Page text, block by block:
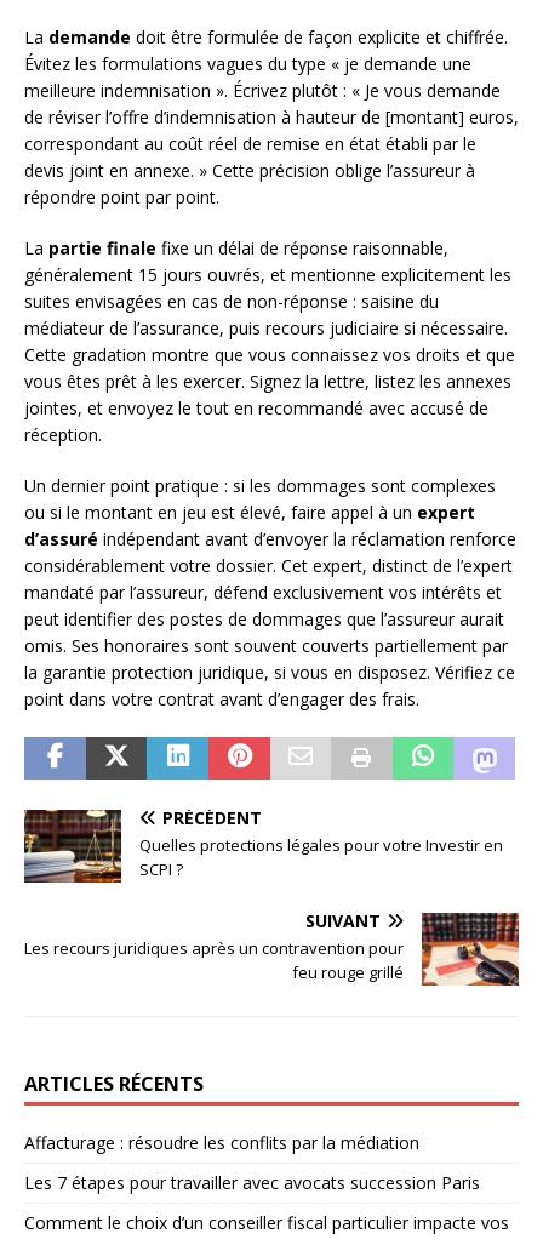
La demande doit être formulée de façon explicite et chiffrée.
Évitez les formulations vagues du type « je demande une
meilleure indemnisation ». Écrivez plutôt : « Je vous demande
de réviser l’offre d’indemnisation à hauteur de [montant] euros,
correspondant au coût réel de remise en état établi par le
devis joint en annexe. » Cette précision oblige l’assureur à
répondre point par point.
La partie finale fixe un délai de réponse raisonnable,
généralement 15 jours ouvrés, et mentionne explicitement les
suites envisagées en cas de non-réponse : saisine du
médiateur de l’assurance, puis recours judiciaire si nécessaire.
Cette gradation montre que vous connaissez vos droits et que
vous êtes prêt à les exercer. Signez la lettre, listez les annexes
jointes, et envoyez le tout en recommandé avec accusé de
réception.
Un dernier point pratique : si les dommages sont complexes
ou si le montant en jeu est élevé, faire appel à un expert
d’assuré indépendant avant d’envoyer la réclamation renforce
considérablement votre dossier. Cet expert, distinct de l’expert
mandaté par l’assureur, défend exclusivement vos intérêts et
peut identifier des postes de dommages que l’assureur aurait
omis. Ses honoraires sont souvent couverts partiellement par
la garantie protection juridique, si vous en disposez. Vérifiez ce
point dans votre contrat avant d’engager des frais.
PRÉCÉDENT
Quelles protections légales pour votre Investir en
SCPI ?
SUIVANT
Les recours juridiques après un contravention pour
feu rouge grillé
ARTICLES RÉCENTS
Affacturage : résoudre les conflits par la médiation
Les 7 étapes pour travailler avec avocats succession Paris
Comment le choix d’un conseiller fiscal particulier impacte vos